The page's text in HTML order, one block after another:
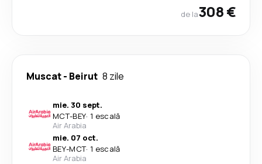
de la308 €
Muscat- Beirut 8 zile
mie. 30 sept.
MCT-BEY· 1 escală
Air Arabia
mie. 07 oct.
BEY-MCT· 1 escală
Air Arabia